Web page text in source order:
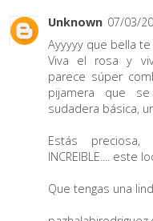
Unknown 07/03/
Ayyyyy que bella te
Viva el rosa y
parece súper
pijamera que
sudadera básica,
Estás preciosa,
INCREIBLE.... este
Que tengas una